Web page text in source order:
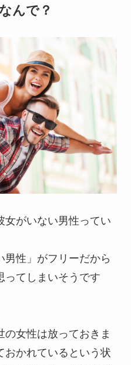
んで？
女がいない男性ってい
性」がフリーだから
ってしまいそうです
女性は放っておきま
おかれているという状